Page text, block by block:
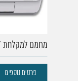
מחמם למקלחת HOTBOX PRO FAMILY
פרטים נוספים